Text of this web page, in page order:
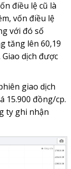
điều lệ cũ là
vốn điều lệ
với đó số
tăng lên 60,19
dịch được
giao dịch
15.900 đồng/cp.
ty ghi nhận